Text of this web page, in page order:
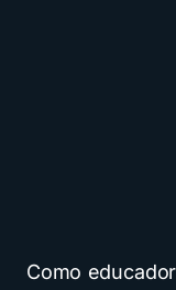
Como